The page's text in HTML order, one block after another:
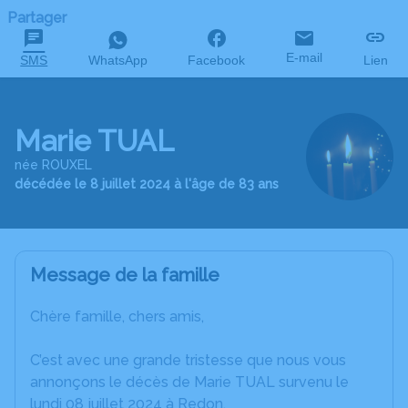
Partager
SMS WhatsApp Facebook E-mail Lien
Marie TUAL
née ROUXEL
décédée le 8 juillet 2024 à l'âge de 83 ans
Message de la famille
Chère famille, chers amis,
C’est avec une grande tristesse que nous vous
annonçons le décès de Marie TUAL survenu le
lundi 08 juillet 2024 à Redon.